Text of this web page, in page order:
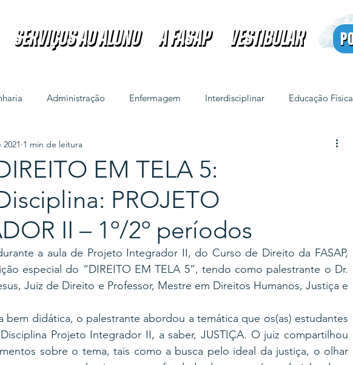
Serviços ao Aluno A FASAP VESTIBULAR
Serviços ao Aluno A FASAP VESTIBULAR
Administração Enfermagem Interdisciplinar Educação Física
EM TELA 5:
PROJETO
II – 1º/2º períodos
1 min de leitura
a aula de Projeto Integrador II, do Curso de Direito da FASAP,
especial do “DIREITO EM TELA 5”, tendo como palestrante o Dr.
Juiz de Direito e Professor, Mestre em Direitos Humanos, Justiça e
bem didática, o palestrante abordou a temática que os(as) estudantes
Projeto Integrador II, a saber, JUSTIÇA. O juiz compartilhou
sobre o tema, tais como a busca pelo ideal da justiça, o olhar